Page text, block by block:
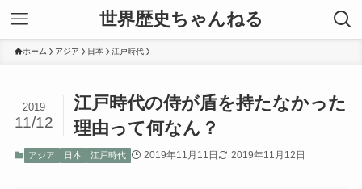
世界歴史ちゃんねる
ホーム アジア 日本 江戸時代
江戸時代の侍が盾を持たなかった
理由って何なん？
2019
11/12
アジア 日本 江戸時代 2019年11月11日 2019年11月12日